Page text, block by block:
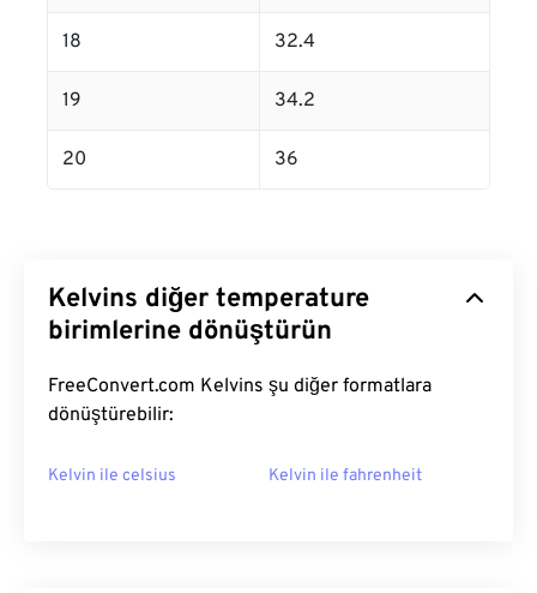
18 32.4
19 34.2
20 36
Kelvins diğer temperature
birimlerine dönüştürün
FreeConvert.com Kelvins şu diğer formatlara
dönüştürebilir:
Kelvin ile celsius Kelvin ile fahrenheit